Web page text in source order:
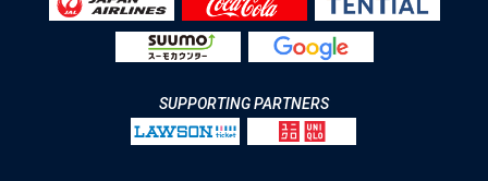
SUPPORTING PARTNERS